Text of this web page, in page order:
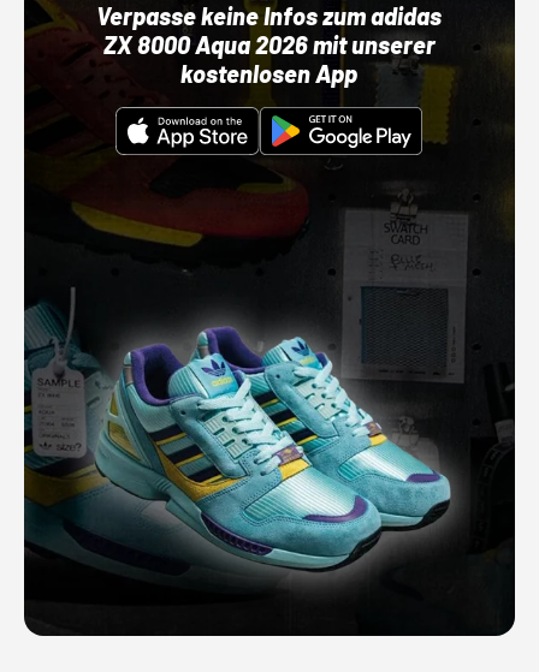
Verpasse keine Infos zum adidas
ZX 8000 Aqua 2026 mit unserer
kostenlosen App